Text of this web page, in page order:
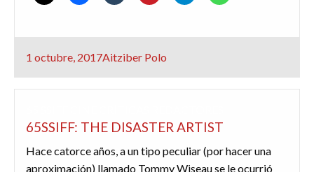
Publicado
1 octubre, 2017Aitziber Polo
65SSIFF: THE DISASTER ARTIST
Hace catorce años, a un tipo peculiar (por hacer una
aproximación) llamado Tommy Wiseau se le ocurrió